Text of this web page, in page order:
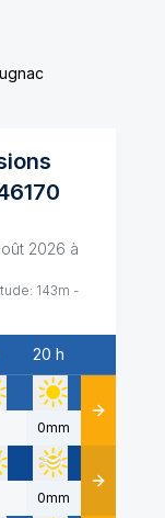
2026 à
143m -
20 h
0mm Détails
0mm Détails